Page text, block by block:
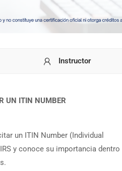
Instructor
UN ITIN NUMBER
un ITIN Number (Individual
y conoce su importancia dentro